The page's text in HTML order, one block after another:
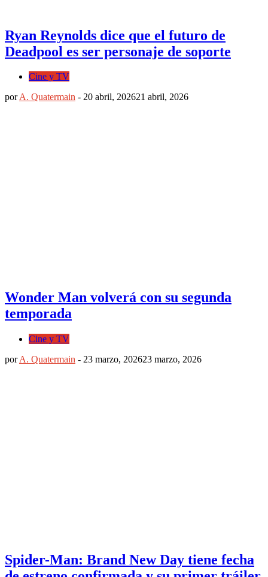
Ryan Reynolds dice que el futuro de
Deadpool es ser personaje de soporte
Cine y TV
porA. Quatermain - 20 abril, 202621 abril, 2026
Wonder Man volverá con su segunda
temporada
Cine y TV
porA. Quatermain - 23 marzo, 202623 marzo, 2026
Spider-Man: Brand New Day tiene fecha